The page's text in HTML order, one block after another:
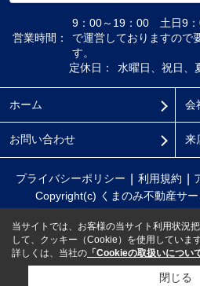
営業時間：
9：00～19：00 土日9
で運営しておりますので
す。
定休日：
水曜日、祝日、
ホーム 会
お問い合わせ 来
プライバシーポリシー 利用規約
Copyright(c) くまのみ不動産サ
当サイトでは、お客様の当サイト利用状況
して、クッキー（Cookie）を使用しています
詳しくは、当社の 「Cookieの取扱いについ
閉じる